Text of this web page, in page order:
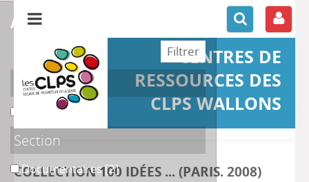
CENTRES DE
RESSOURCES DES
CLPS WALLONS
COLLECTION 100 IDÉES ... (PARIS. 2008)
affiner ou comparer
Support
OuvrageOuvrage
Section
Documentaires
Documentaires[2]